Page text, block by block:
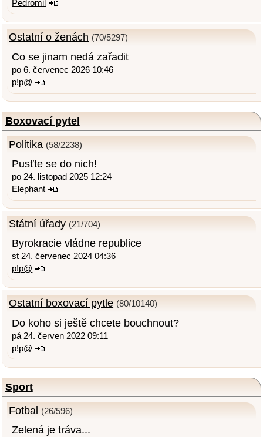
Pedromil
Ostatní o ženách (70/5297)
Co se jinam nedá zařadit
po 6. červenec 2026 10:46
p!p@
Boxovací pytel
Politika (58/2238)
Pusťte se do nich!
po 24. listopad 2025 12:24
Elephant
Státní úřady (21/704)
Byrokracie vládne republice
st 24. červenec 2024 04:36
p!p@
Ostatní boxovací pytle (80/10140)
Do koho si ještě chcete bouchnout?
pá 24. červen 2022 09:11
p!p@
Sport
Fotbal (26/596)
Zelená je tráva...